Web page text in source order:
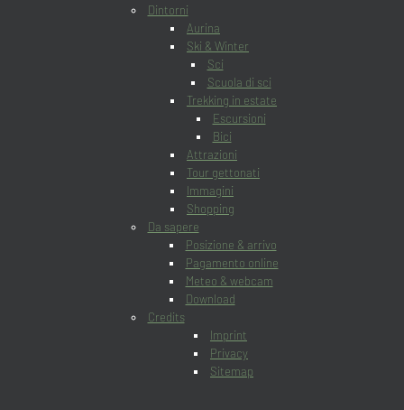
Dintorni
Aurina
Ski & Winter
Sci
Scuola di sci
Trekking in estate
Escursioni
Bici
Attrazioni
Tour gettonati
Immagini
Shopping
Da sapere
Posizione & arrivo
Pagamento online
Meteo & webcam
Download
Credits
Imprint
Privacy
Sitemap